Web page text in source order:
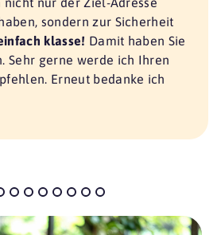
sondern zur Sicherheit
klasse! Damit haben Sie
Sehr gerne werde ich Ihren
Erneut bedanke ich